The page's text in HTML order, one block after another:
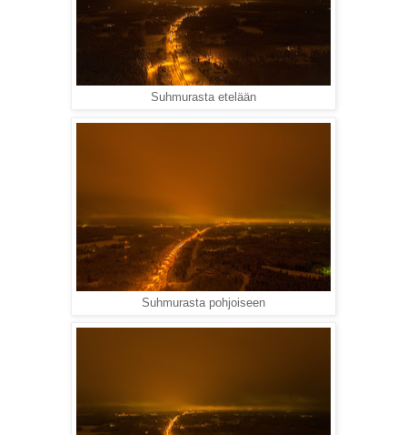
Suhmurasta etelään
Suhmurasta pohjoiseen